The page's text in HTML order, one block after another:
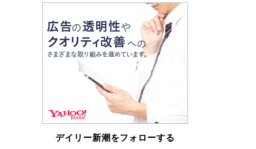
「宇宙兄弟」最終46巻がベストセラー1位 宇宙
開発への関心を押し上げた18年の物語に幕 特装
版には「宇宙で描かれたマンガ」も収録
Book Bang
友近氏、絶賛！ 鎌倉を舞台に、孤独を抱えた
人々が新たな一歩を踏み出す連作短篇集『海のほ
とりのプラネット』試し読み
Book Bang
デイリー新潮をフォローする